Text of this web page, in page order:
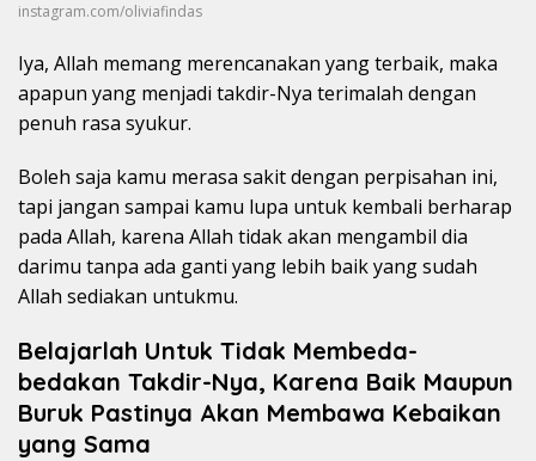
instagram.com/oliviafindas
Iya, Allah memang merencanakan yang terbaik, maka
apapun yang menjadi takdir-Nya terimalah dengan
penuh rasa syukur.
Boleh saja kamu merasa sakit dengan perpisahan ini,
tapi jangan sampai kamu lupa untuk kembali berharap
pada Allah, karena Allah tidak akan mengambil dia
darimu tanpa ada ganti yang lebih baik yang sudah
Allah sediakan untukmu.
Belajarlah Untuk Tidak Membeda-
bedakan Takdir-Nya, Karena Baik Maupun
Buruk Pastinya Akan Membawa Kebaikan
yang Sama